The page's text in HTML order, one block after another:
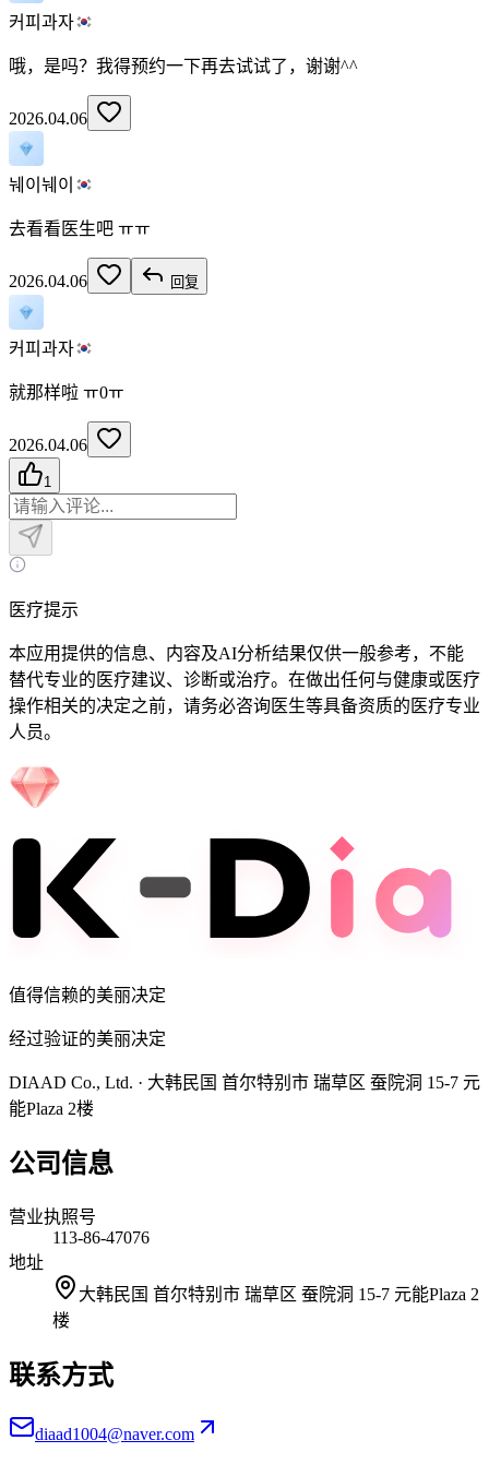
커피과자
哦，是吗？我得预约一下再去试试了，谢谢^^
2026.04.06
눼이눼이
去看看医生吧 ㅠㅠ
2026.04.06 回复
커피과자
就那样啦 ㅠ0ㅠ
2026.04.06
1
医疗提示
本应用提供的信息、内容及AI分析结果仅供一般参考，不能
替代专业的医疗建议、诊断或治疗。在做出任何与健康或医疗
操作相关的决定之前，请务必咨询医生等具备资质的医疗专业
人员。
值得信赖的美丽决定
经过验证的美丽决定
DIAAD Co., Ltd. · 大韩民国 首尔特别市 瑞草区 蚕院洞 15-7 元
能Plaza 2楼
公司信息
营业执照号
113-86-47076
地址
大韩民国 首尔特别市 瑞草区 蚕院洞 15-7 元能Plaza 2
楼
联系方式
diaad1004@naver.com